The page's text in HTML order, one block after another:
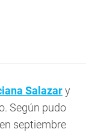
Salazary
Según pudo
septiembre